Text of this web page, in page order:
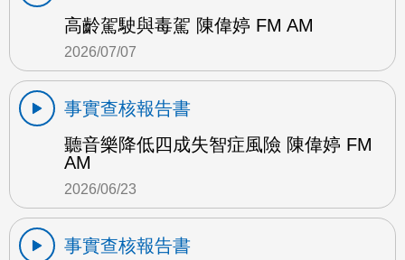
高齡駕駛與毒駕 陳偉婷 FM AM
2026/07/07
事實查核報告書
聽音樂降低四成失智症風險 陳偉婷 FM
AM
2026/06/23
事實查核報告書